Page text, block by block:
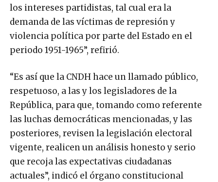
los intereses partidistas, tal cual era la
demanda de las víctimas de represión y
violencia política por parte del Estado en el
periodo 1951-1965”, refirió.
“Es así que la CNDH hace un llamado público,
respetuoso, a las y los legisladores de la
República, para que, tomando como referente
las luchas democráticas mencionadas, y las
posteriores, revisen la legislación electoral
vigente, realicen un análisis honesto y serio
que recoja las expectativas ciudadanas
actuales”, indicó el órgano constitucional